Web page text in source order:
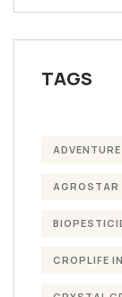
TAGS
ADVENTURE
AGROSTAR
CROPLIFE